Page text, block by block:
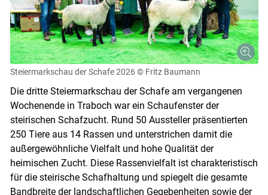
Steiermarkschau der Schafe 2026 © Fritz Baumann
Die dritte Steiermarkschau der Schafe am vergangenen
Wochenende in Traboch war ein Schaufenster der
steirischen Schafzucht. Rund 50 Aussteller präsentierten
250 Tiere aus 14 Rassen und unterstrichen damit die
außergewöhnliche Vielfalt und hohe Qualität der
heimischen Zucht. Diese Rassenvielfalt ist charakteristisch
für die steirische Schafhaltung und spiegelt die gesamte
Bandbreite der landschaftlichen Gegebenheiten sowie der